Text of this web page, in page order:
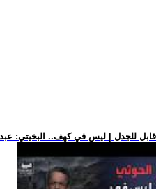
.. قابل للجدل | ليس في كهف.. البخيتي: عبد